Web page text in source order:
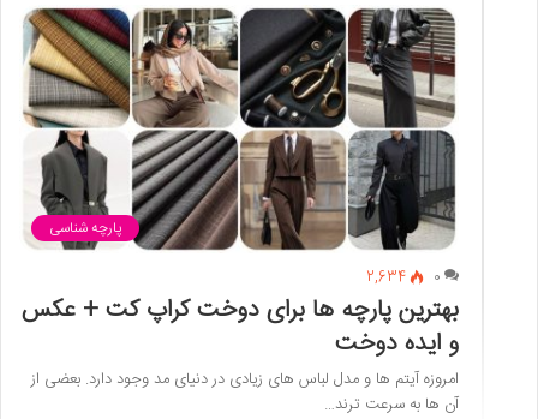
پارچه شناسی
0
2,634
بهترین پارچه ها برای دوخت کراپ کت + عکس
و ایده دوخت
امروزه آیتم ها و مدل لباس های زیادی در دنیای مد وجود دارد. بعضی از
آن ها به سرعت ترند…